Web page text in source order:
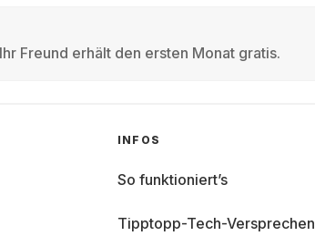
Freund erhält den ersten Monat gratis.
INFOS
So funktioniert’s
Tipptopp-Tech-Versprechen